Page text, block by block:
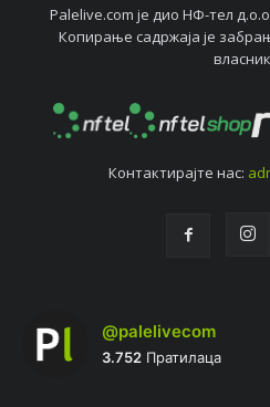
Palelive.com јe дио НФ-тeл
Копирањe садржаја јe
Контактирајтe нас:
@palelivecom
3.752 Пратилаца